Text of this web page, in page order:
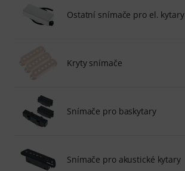
Ostatní snímače pro el. kytary
Kryty snímače
Snímače pro baskytary
Snímače pro akustické kytary